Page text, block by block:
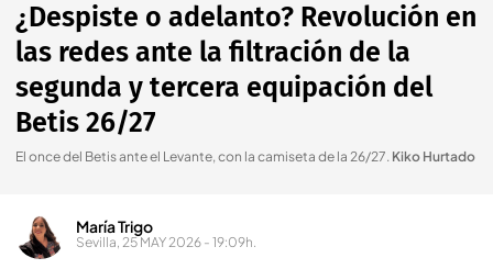
¿Despiste o adelanto? Revolución en
las redes ante la filtración de la
segunda y tercera equipación del
Betis 26/27
El once del Betis ante el Levante, con la camiseta de la 26/27. Kiko Hurtado
María Trigo
Sevilla, 25 MAY 2026 - 19:09h.